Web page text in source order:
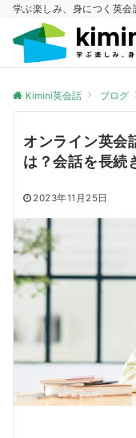
学ぶ楽しみ、身につく英会
Kimini英会話 ブログ
オンライン英会
は？会話を長続
2023年11月25日